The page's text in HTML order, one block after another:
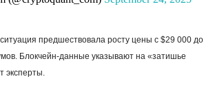
предшествовала росту цены с $29 000 до
Блокчейн-данные указывают на «затишье
эксперты.